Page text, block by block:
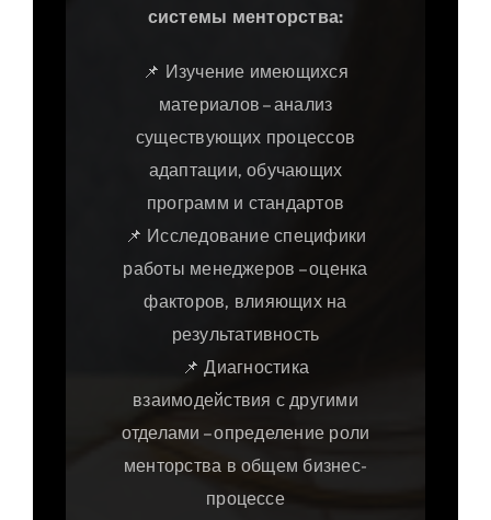
системы менторства:
📌 Изучение имеющихся
материалов – анализ
существующих процессов
адаптации, обучающих
программ и стандартов
📌 Исследование специфики
работы менеджеров – оценка
факторов, влияющих на
результативность
📌 Диагностика
взаимодействия с другими
отделами – определение роли
менторства в общем бизнес-
процессе